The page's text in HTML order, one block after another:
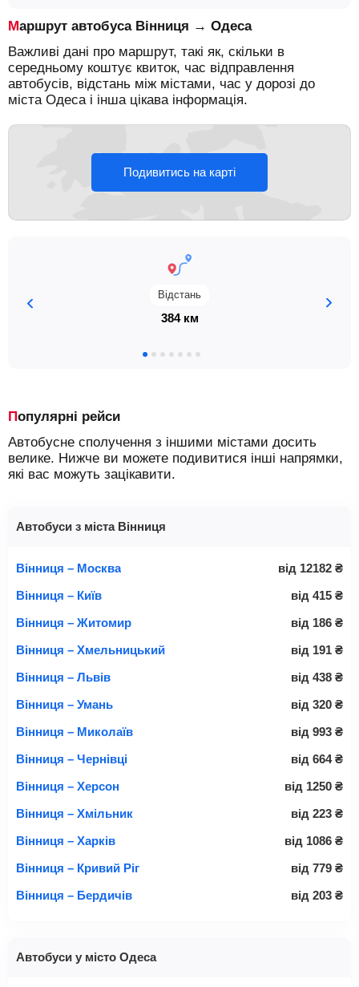
Маршрут автобуса Вінниця → Одеса
Важливі дані про маршрут, такі як, скільки в
середньому коштує квиток, час відправлення
автобусів, відстань між містами, час у дорозі до
міста Одеса і інша цікава інформація.
Подивитись на карті
Відстань
384 км
Популярні рейси
Автобусне сполучення з іншими містами досить
велике. Нижче ви можете подивитися інші напрямки,
які вас можуть зацікавити.
Автобуси з міста Вінниця
Вінниця – Москва від 12182 ₴
Вінниця – Київ
від 415 ₴
Вінниця – Житомир
від 186 ₴
Вінниця – Хмельницький
від 191 ₴
Вінниця – Львів
від 438 ₴
Вінниця – Умань
від 320 ₴
Вінниця – Миколаїв
від 993 ₴
Вінниця – Чернівці
від 664 ₴
Вінниця – Херсон
від 1250 ₴
Вінниця – Хмільник
від 223 ₴
Вінниця – Харків
від 1086 ₴
Вінниця – Кривий Ріг
від 779 ₴
Вінниця – Бердичів
від 203 ₴
Автобуси у місто Одеса